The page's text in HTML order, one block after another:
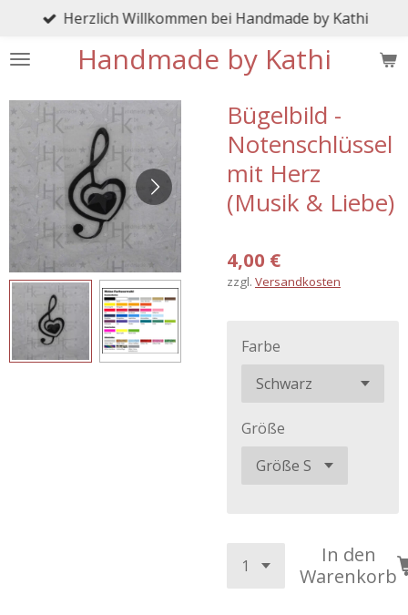
springen
Handmade by Kathi
Herzlich Willkommen bei Handmade by Kathi
Bügelbild -
Notenschlüssel
mit Herz
(Musik & Liebe)
4,00 €
zzgl. Versandkosten
Farbe
Größe
In den
Warenkorb